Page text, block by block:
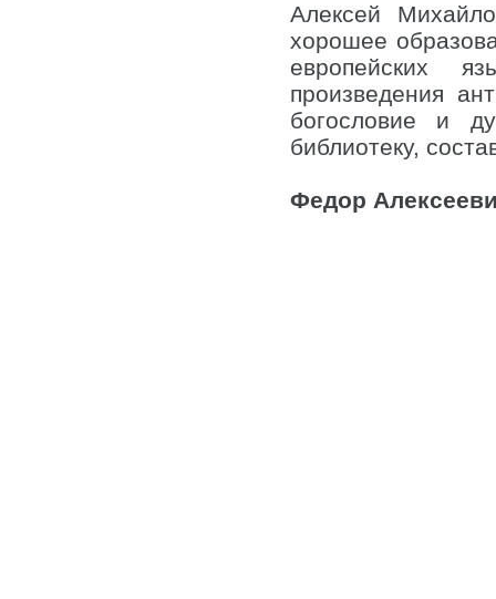
Алексей
хорошее
европейских
произведения
богословие и
библиотеку,
Федор